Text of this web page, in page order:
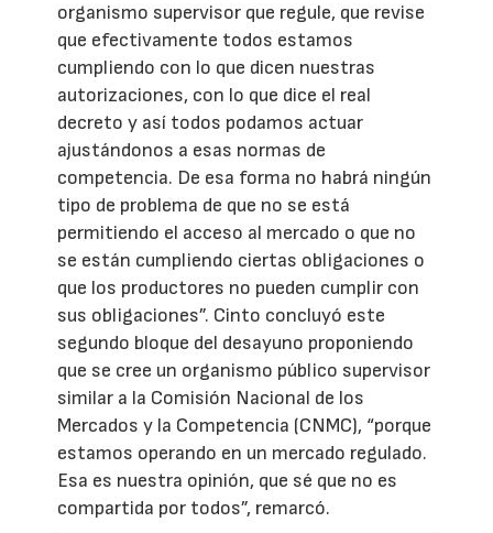
organismo supervisor que regule, que revise
que efectivamente todos estamos
cumpliendo con lo que dicen nuestras
autorizaciones, con lo que dice el real
decreto y así todos podamos actuar
ajustándonos a esas normas de
competencia. De esa forma no habrá ningún
tipo de problema de que no se está
permitiendo el acceso al mercado o que no
se están cumpliendo ciertas obligaciones o
que los productores no pueden cumplir con
sus obligaciones”. Cinto concluyó este
segundo bloque del desayuno proponiendo
que se cree un organismo público supervisor
similar a la Comisión Nacional de los
Mercados y la Competencia (CNMC), “porque
estamos operando en un mercado regulado.
Esa es nuestra opinión, que sé que no es
compartida por todos”, remarcó.